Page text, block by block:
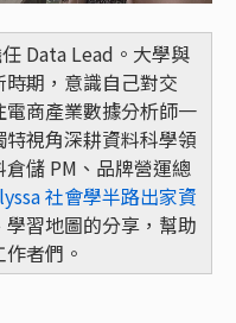
Data Lead。大學與
期，意識自己對交
商產業數據分析師一
視角深耕資料科學領
儲 PM、品牌營運總
社會學半路出家資
習地圖的分享，幫助
者們。